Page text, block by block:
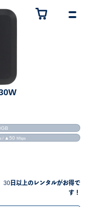
/ ▲50 Mbps
30日以上のレンタルがお得で
す！